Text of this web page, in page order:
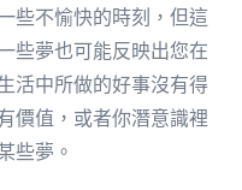
些不愉快的時刻，但這
些夢也可能反映出您在
活中所做的好事沒有得
價值，或者你潛意識裡
些夢。